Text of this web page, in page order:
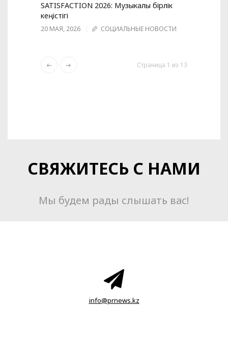
SATISFACTION 2026: Музыкалық бірлік
кеңістігі
20 МАЯ, 2026 СОЦИАЛЬНЫЕ НОВОСТИ
Страница 1 из 13
СВЯЖИТЕСЬ С НАМИ
Мы будем рады слышать вас!
info@prnews.kz